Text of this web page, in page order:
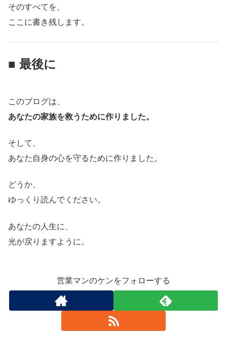
そのすべてを、
ここに書き残します。
■ 最後に
このブログは、
あなたの家族を救うために作りました。
そして、
あなた自身の心を守るために作りました。
どうか、
ゆっくり読んでください。
あなたの人生に、
光が戻りますように。
営業マンのケンをフォローする